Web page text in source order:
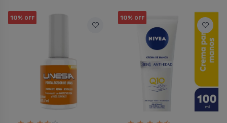
10% OFF 10% OFF